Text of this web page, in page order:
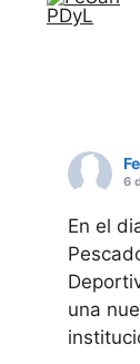
6
En el
una